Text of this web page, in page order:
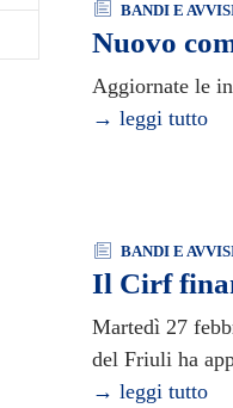
BANDI E
Nuovo
Aggiornate le
→ leggi tutto
BANDI E
Il Cirf
Martedì 27
del Friuli ha
→ leggi tutto